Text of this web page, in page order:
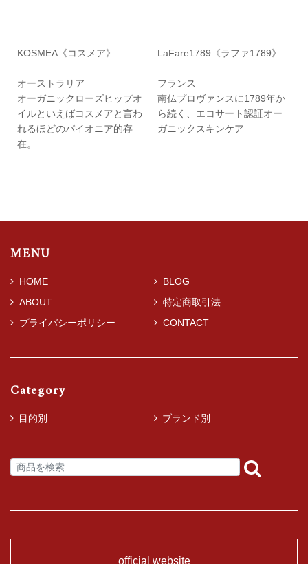
KOSMEA《コスメア》
オーストラリア
オーガニックローズヒップオ
イルといえばコスメアと言わ
れるほどのパイオニア的存
在。
LaFare1789《ラファ1789》
フランス
南仏プロヴァンスに1789年か
ら続く、エコサート認証オー
ガニックスキンケア
MENU
HOME
BLOG
ABOUT
特定商取引法
プライバシーポリシー
CONTACT
Category
目的別 ブランド別
official website